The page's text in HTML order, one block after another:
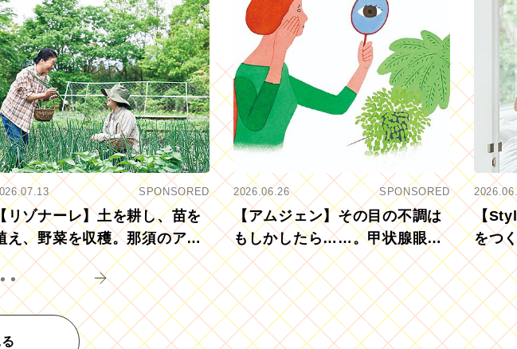
SPONSORED
リゾナーレ】土を耕し、苗を
え、野菜を収穫。那須のアグ
リツーリズモを体験
2026.06.26 SPONSORED
【アムジェン】その目の不調は
もしかしたら……。甲状腺眼症
を知っていますか？
【
をつ